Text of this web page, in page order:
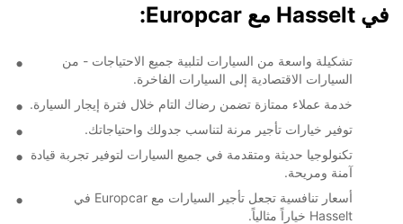
في Hasselt مع Europcar:
تشكيلة واسعة من السيارات لتلبية جميع الاحتياجات - من
السيارات الاقتصادية إلى السيارات الفاخرة.
خدمة عملاء ممتازة تضمن رضاك التام خلال فترة إيجار السيارة.
توفير خيارات تأجير مرنة لتناسب جدولك واحتياجاتك.
تكنولوجيا حديثة ومتقدمة في جميع السيارات لتوفير تجربة قيادة
آمنة ومريحة.
أسعار تنافسية تجعل تأجير السيارات مع Europcar في
Hasselt خياراً مثالياً.